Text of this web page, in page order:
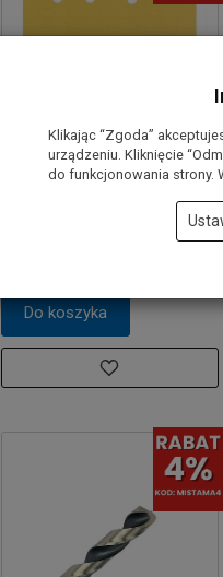
Papier ścierny na rzep
Do koszyka
Klikając “Zgoda”
urządzeniu. Kliknięcie
do funkcjonowania strony.